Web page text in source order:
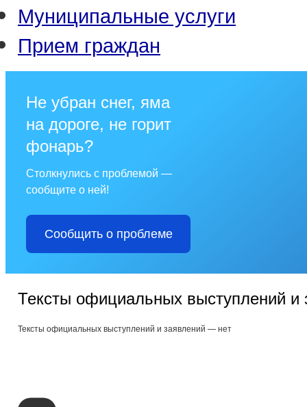
Муниципальные услуги
Прием граждан
Не убран снег, яма
на дороге, не горит
фонарь?
Столкнулись с проблемой —
сообщите о ней!
Сообщить о проблеме
Тексты официальных выступлений и
Тексты официальных выступлений и заявлений — нет